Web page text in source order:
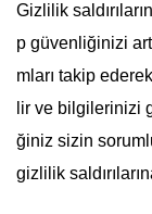
Gizlilik
p güvenliğinizi
mları takip
lir ve bilgilerinizi
ğiniz sizin
gizlilik